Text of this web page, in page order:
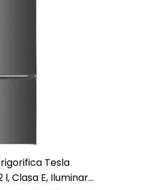
Tesla
l, Clasa E, Iluminare